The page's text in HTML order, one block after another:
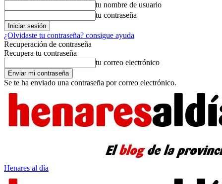
tu nombre de usuario
tu contraseña
¿Olvidaste tu contraseña? consigue ayuda
Recuperación de contraseña
Recupera tu contraseña
tu correo electrónico
Se te ha enviado una contraseña por correo electrónico.
Henares al día